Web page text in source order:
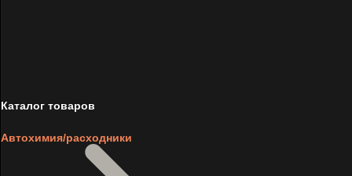
Каталог товаров
Автохимия/расходники